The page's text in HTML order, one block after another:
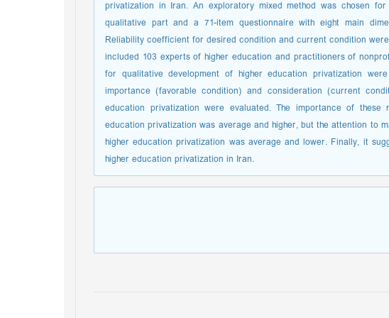
privatization in Iran. An exploratory mixed method was chosen
qualitative part and a 71-item questionnaire with eight main
Reliability coefficient for desired condition and current condition
included 103 experts of higher education and practitioners of
for qualitative development of higher education privatization
importance (favorable condition) and consideration (current
education privatization were evaluated. The importance of
education privatization was average and higher, but the attention to
higher education privatization was average and lower. Finally, it
higher education privatization in Iran.